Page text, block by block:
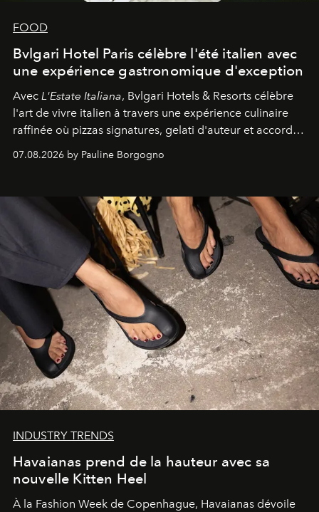
FOOD
Bvlgari Hotel Paris célèbre l'été italien avec
une expérience gastronomique d'exception
Avec L'Estate Italiana, Bvlgari Hotels & Resorts célèbre
l'art de vivre italien à travers une expérience culinaire
raffinée où pizzas signatures, gelati d'auteur et accords
07.08.2026 by Pauline Borgogno
INDUSTRY TRENDS
Havaianas prend de la hauteur avec sa
nouvelle Kitten Heel
À la Fashion Week de Copenhague, Havaianas dévoile